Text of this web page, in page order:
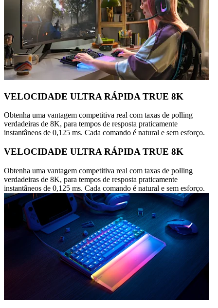
VELOCIDADE ULTRA RÁPIDA TRUE 8K
Obtenha uma vantagem competitiva real com taxas de polling
verdadeiras de 8K, para tempos de resposta praticamente
instantâneos de 0,125 ms. Cada comando é natural e sem esforço.
VELOCIDADE ULTRA RÁPIDA TRUE 8K
Obtenha uma vantagem competitiva real com taxas de polling
verdadeiras de 8K, para tempos de resposta praticamente
instantâneos de 0,125 ms. Cada comando é natural e sem esforço.